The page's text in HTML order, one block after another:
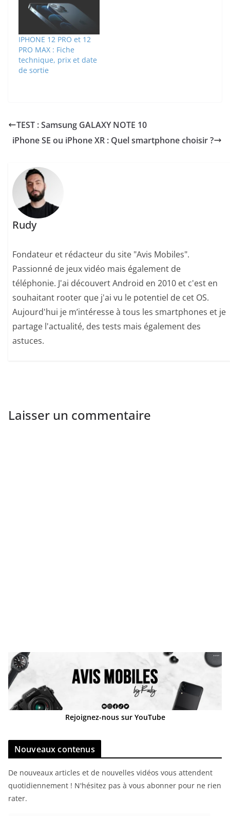
IPHONE 12 PRO et 12
PRO MAX : Fiche
technique, prix et date
de sortie
TEST : Samsung GALAXY NOTE 10
iPhone SE ou iPhone XR : Quel smartphone choisir ?
Rudy
Fondateur et rédacteur du site "Avis Mobiles".
Passionné de jeux vidéo mais également de
téléphonie. J'ai découvert Android en 2010 et c'est en
souhaitant rooter que j'ai vu le potentiel de cet OS.
Aujourd'hui je m’intéresse à tous les smartphones et je
partage l'actualité, des tests mais également des
astuces.
Laisser un commentaire
Rejoignez-nous sur YouTube
Nouveaux contenus
De nouveaux articles et de nouvelles vidéos vous attendent
quotidiennement ! N'hésitez pas à vous abonner pour ne rien
rater.